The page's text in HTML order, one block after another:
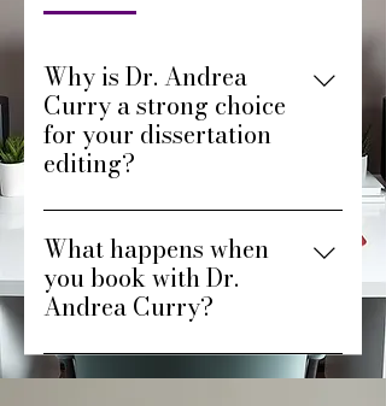
Why is Dr. Andrea
Curry a strong choice
for your dissertation
editing?
You get editing support from a
PhD who understands the
doctoral journey. Dr. Andrea
Curry brings personalized
content and structure, and quick
What happens when
you book with Dr.
Andrea Curry?
You start by paying the required